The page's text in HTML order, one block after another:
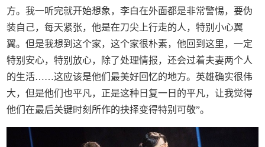
方。我一听完就开始想象，李白在外面都是非常警惕，要伪
装自己，每天紧张，他是在刀尖上行走的人，特别小心翼
翼。但是我想到这个家，这个家很朴素，他回到这里，一定
特别安心，特别放心，除了处理情报，还会过着夫妻两个人
的生活……这应该是他们最美好回忆的地方。英雄确实很伟
大，但是他们也平凡，正是这种日复一日的平凡，让我觉得
他们在最后关键时刻所作的抉择变得特别可敬”。